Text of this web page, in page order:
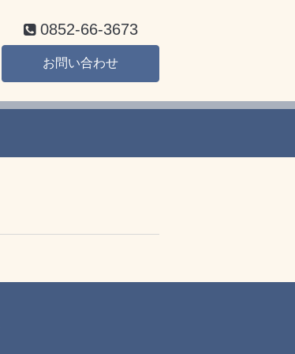
0852-66-3673
お問い合わせ